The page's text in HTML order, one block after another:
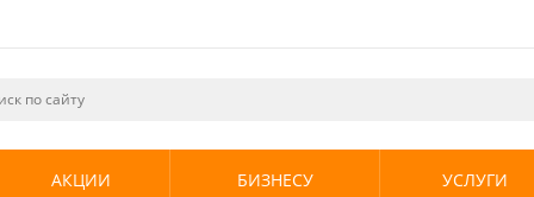
и
использования.
.
АКЦИИ БИЗНЕСУ УСЛУГИ